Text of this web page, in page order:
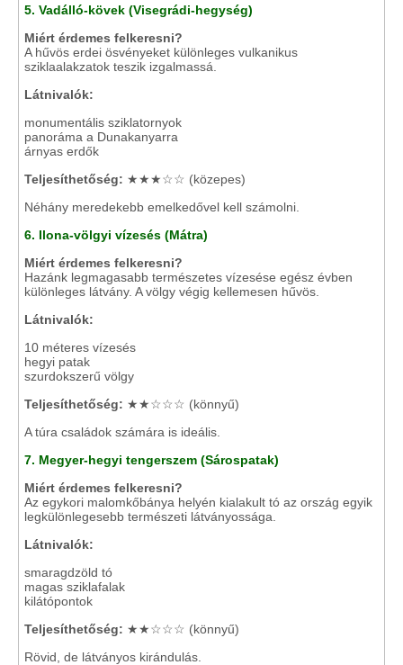
5. Vadálló-kövek (Visegrádi-hegység)
Miért érdemes felkeresni?
A hűvös erdei ösvényeket különleges vulkanikus
sziklaalakzatok teszik izgalmassá.
Látnivalók:
monumentális sziklatornyok
panoráma a Dunakanyarra
árnyas erdők
Teljesíthetőség: ★★★☆☆ (közepes)
Néhány meredekebb emelkedővel kell számolni.
6. Ilona-völgyi vízesés (Mátra)
Miért érdemes felkeresni?
Hazánk legmagasabb természetes vízesése egész évben
különleges látvány. A völgy végig kellemesen hűvös.
Látnivalók:
10 méteres vízesés
hegyi patak
szurdokszerű völgy
Teljesíthetőség: ★★☆☆☆ (könnyű)
A túra családok számára is ideális.
7. Megyer-hegyi tengerszem (Sárospatak)
Miért érdemes felkeresni?
Az egykori malomkőbánya helyén kialakult tó az ország egyik
legkülönlegesebb természeti látványossága.
Látnivalók:
smaragdzöld tó
magas sziklafalak
kilátópontok
Teljesíthetőség: ★★☆☆☆ (könnyű)
Rövid, de látványos kirándulás.